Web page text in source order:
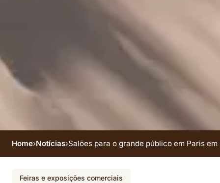
Home›Notícias›Salões para o grande público em Paris
Feiras e exposições comerciais